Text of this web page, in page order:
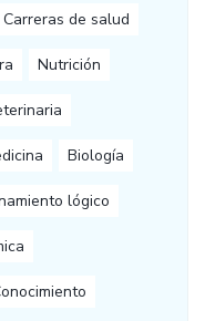
Carreras de salud
Nutrición
Biología
lógico